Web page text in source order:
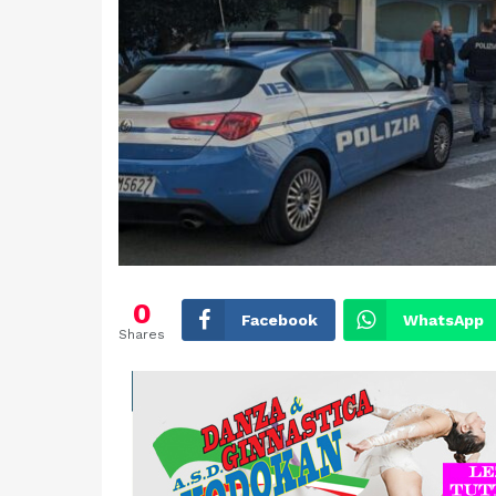
0
Shares
Facebook WhatsApp